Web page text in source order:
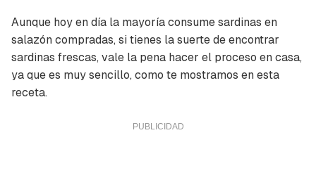
Aunque hoy en día la mayoría consume sardinas en
salazón compradas, si tienes la suerte de encontrar
sardinas frescas, vale la pena hacer el proceso en casa,
ya que es muy sencillo, como te mostramos en esta
receta.